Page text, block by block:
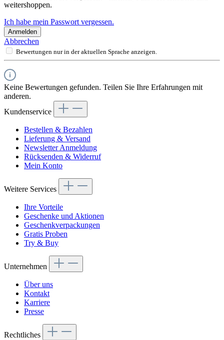
weitershoppen.
Ich habe mein Passwort vergessen.
Anmelden
Abbrechen
Bewertungen nur in der aktuellen Sprache anzeigen.
Keine Bewertungen gefunden. Teilen Sie Ihre Erfahrungen mit
anderen.
Kundenservice
Bestellen & Bezahlen
Lieferung & Versand
Newsletter Anmeldung
Rücksenden & Widerruf
Mein Konto
Weitere Services
Ihre Vorteile
Geschenke und Aktionen
Geschenkverpackungen
Gratis Proben
Try & Buy
Unternehmen
Über uns
Kontakt
Karriere
Presse
Rechtliches